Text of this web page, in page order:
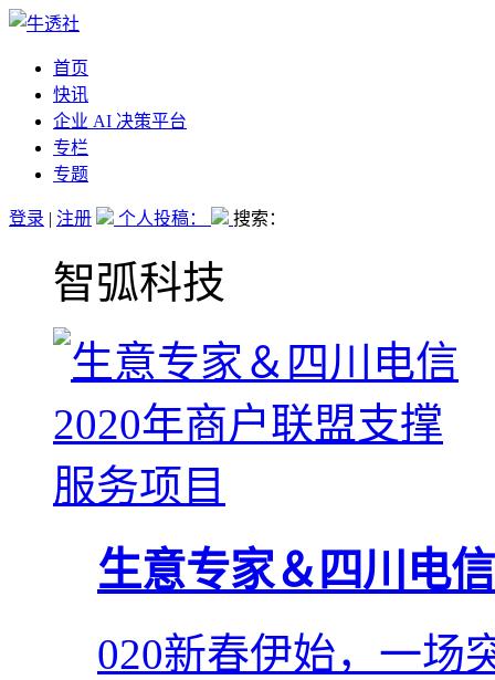
首页
快讯
企业 AI 决策平台
专栏
专题
登录 | 注册 个人投稿： 搜索：
智弧科技
生意专家＆四川电
020新春伊始，一场